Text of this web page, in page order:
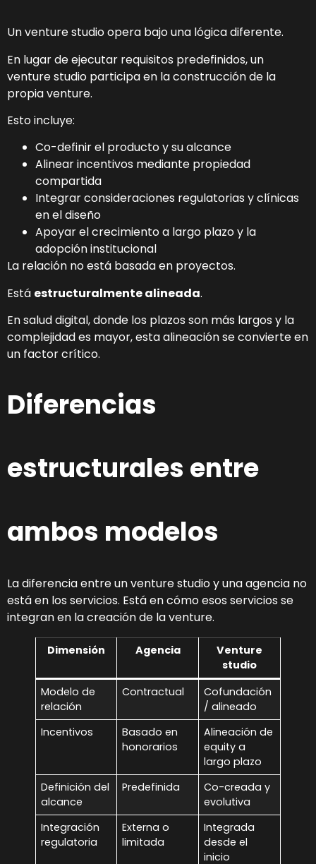
Un venture studio opera bajo una lógica diferente.
En lugar de ejecutar requisitos predefinidos, un
venture studio participa en la construcción de la
propia venture.
Esto incluye:
Co-definir el producto y su alcance
Alinear incentivos mediante propiedad
compartida
Integrar consideraciones regulatorias y clínicas
en el diseño
Apoyar el crecimiento a largo plazo y la
adopción institucional
La relación no está basada en proyectos.
Está estructuralmente alineada.
En salud digital, donde los plazos son más largos y la
complejidad es mayor, esta alineación se convierte en
un factor crítico.
Diferencias
estructurales entre
ambos modelos
La diferencia entre un venture studio y una agencia no
está en los servicios. Está en cómo esos servicios se
integran en la creación de la venture.
Dimensión Agencia
Venture
studio
Modelo de
relación
Contractual
Cofundación
/ alineado
Incentivos
Basado en
honorarios
Alineación de
equity a
largo plazo
Definición del
alcance
Predefinida
Co-creada y
evolutiva
Integración
regulatoria
Externa o
limitada
Integrada
desde el
inicio